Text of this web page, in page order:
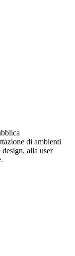
di ambienti
alla user